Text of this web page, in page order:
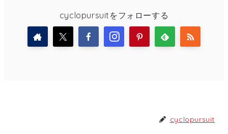
cyclopursuitをフォローする
cyclopursuit